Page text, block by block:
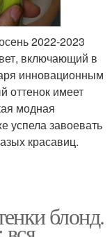
2022-2023
включающий в
инновационным
оттенок имеет
модная
успела завоевать
красавиц.
блонд.